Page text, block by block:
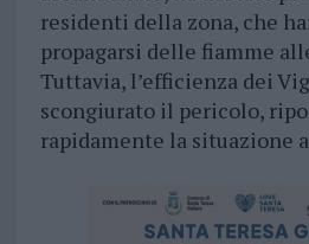
residenti della zona, che
propagarsi delle fiamme
Tuttavia, l’efficienza dei
scongiurato il pericolo,
rapidamente la situazione